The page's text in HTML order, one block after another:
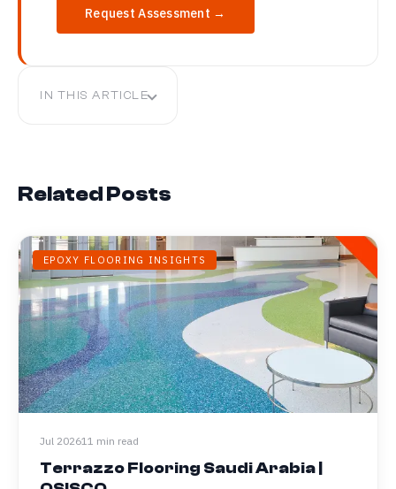
Request Assessment →
IN THIS ARTICLE
Related Posts
EPOXY FLOORING INSIGHTS
Jul 202611 min read
Terrazzo Flooring Saudi Arabia |